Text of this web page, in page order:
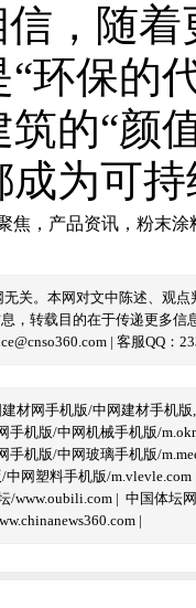
，随
“环保的
的“颜
为可
焦 ， 产品资讯 ， 粉末涂
无关。本网对文中陈述、观
，转载目的在于传递更多
| 客服QQ：
材网手机版/中网建材手机版
手机版/中网机械手机版/
手机版/中网玻璃手机版/
中网塑料手机版/m.vlevle.com
/www.oubili.com | 中国体坛
|